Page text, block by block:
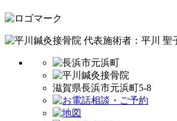
代表施術者：平川 聖
滋賀県長浜市元浜町5-8